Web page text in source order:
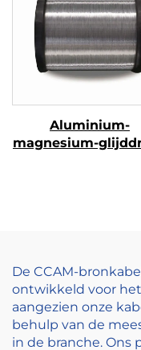
Aluminium-
magnesium-
De CCAM-
ontwikkeld voor
aangezien onze
behulp van de
in de branche.